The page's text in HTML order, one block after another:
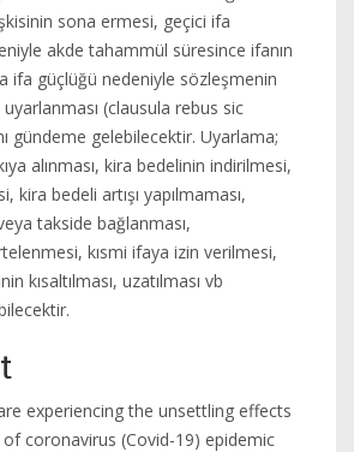
sona ermesi, geçici ifa
akde tahammül süresince ifanın
ifa güçlüğü nedeniyle sözleşmenin
(clausula rebus sic
gündeme gelebilecektir. Uyarlama;
alınması, kira bedelinin indirilmesi,
kira bedeli artışı yapılmaması,
takside bağlanması,
kısmi ifaya izin verilmesi,
kısaltılması, uzatılması vb
experiencing the unsettling effects
coronavirus (Covid-19) epidemic